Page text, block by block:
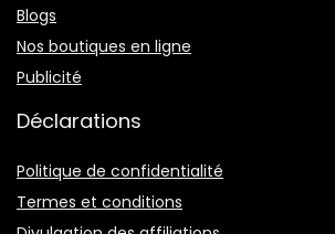
Blogs
Nos boutiques en ligne
Publicité
Déclarations
Politique de confidentialité
Termes et conditions